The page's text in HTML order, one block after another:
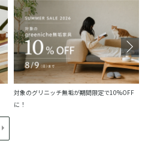
対象のグリニッチ無垢が期間限定で10%OFF
に！